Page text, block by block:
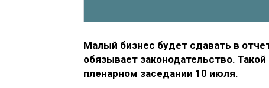
Малый бизнес будет сдавать в
обязывает законодательство.
пленарном заседании 10 июля.